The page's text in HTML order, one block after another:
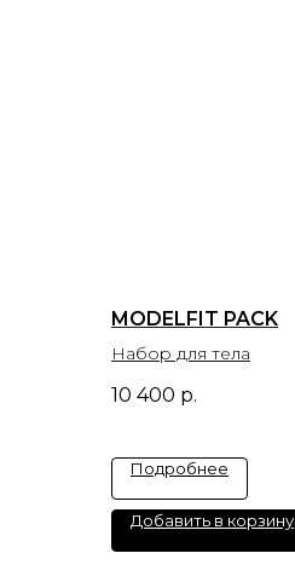
MODELFIT PACK
Набор для тела
10 400 р.
Подробнее
Добавить в корзину